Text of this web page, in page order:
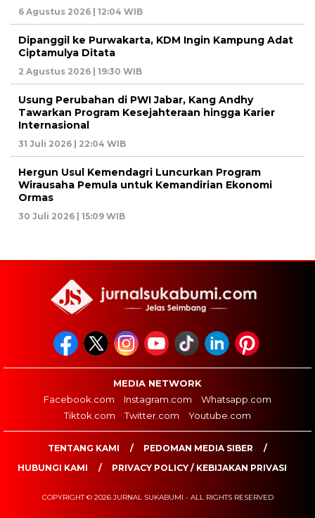
6 Agustus 2026 | 12:04 WIB
Dipanggil ke Purwakarta, KDM Ingin Kampung Adat
Ciptamulya Ditata
2 Agustus 2026 | 19:30 WIB
Usung Perubahan di PWI Jabar, Kang Andhy
Tawarkan Program Kesejahteraan hingga Karier
Internasional
31 Juli 2026 | 22:04 WIB
Hergun Usul Kemendagri Luncurkan Program
Wirausaha Pemula untuk Kemandirian Ekonomi
Ormas
30 Juli 2026 | 15:09 WIB
MEDIA NETWORK
Facebook.com
Instagram.com
Whatsapp.com
Tiktok.com
Twitter.com Youtube.com
TENTANG KAMI
PEDOMAN MEDIA SIBER
HUBUNGI KAMI
PRIVACY POLICY / KEBIJAKAN PRIVASI
COPYRIGHT © 2026 JURNAL SUKABUMI - ALL RIGHTS RESERVED